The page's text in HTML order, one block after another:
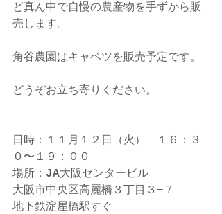
ど真ん中で自慢の農産物を手ずから販
売します。
角谷農園はキャベツを販売予定です。
どうぞお立ち寄りください。
日時：１１月１２日（火）　１６：３
０〜１９：００
場所： JA大阪センタービル
大阪市中央区高麗橋３丁目３−７
地下鉄淀屋橋駅すぐ